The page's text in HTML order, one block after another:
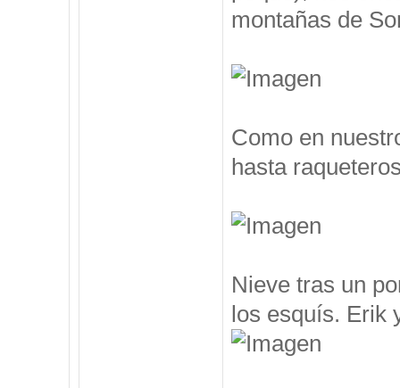
montañas de
Como en
hasta
Nieve tras un
los esquís. Erik